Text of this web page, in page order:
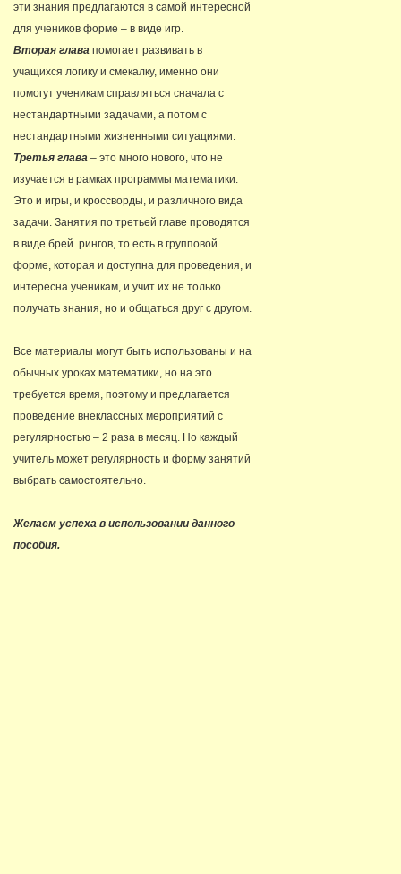
эти знания предлагаются в самой интересной
для учеников форме – в виде игр.
Вторая глава помогает развивать в
учащихся логику и смекалку, именно они
помогут ученикам справляться сначала с
нестандартными задачами, а потом с
нестандартными жизненными ситуациями.
Третья глава – это много нового, что не
изучается в рамках программы математики.
Это и игры, и кроссворды, и различного вида
задачи. Занятия по третьей главе проводятся
в виде брей рингов, то есть в групповой
форме, которая и доступна для проведения, и
интересна ученикам, и учит их не только
получать знания, но и общаться друг с другом.
Все материалы могут быть использованы и на
обычных уроках математики, но на это
требуется время, поэтому и предлагается
проведение внеклассных мероприятий с
регулярностью – 2 раза в месяц. Но каждый
учитель может регулярность и форму занятий
выбрать самостоятельно.
Желаем успеха в использовании данного
пособия.